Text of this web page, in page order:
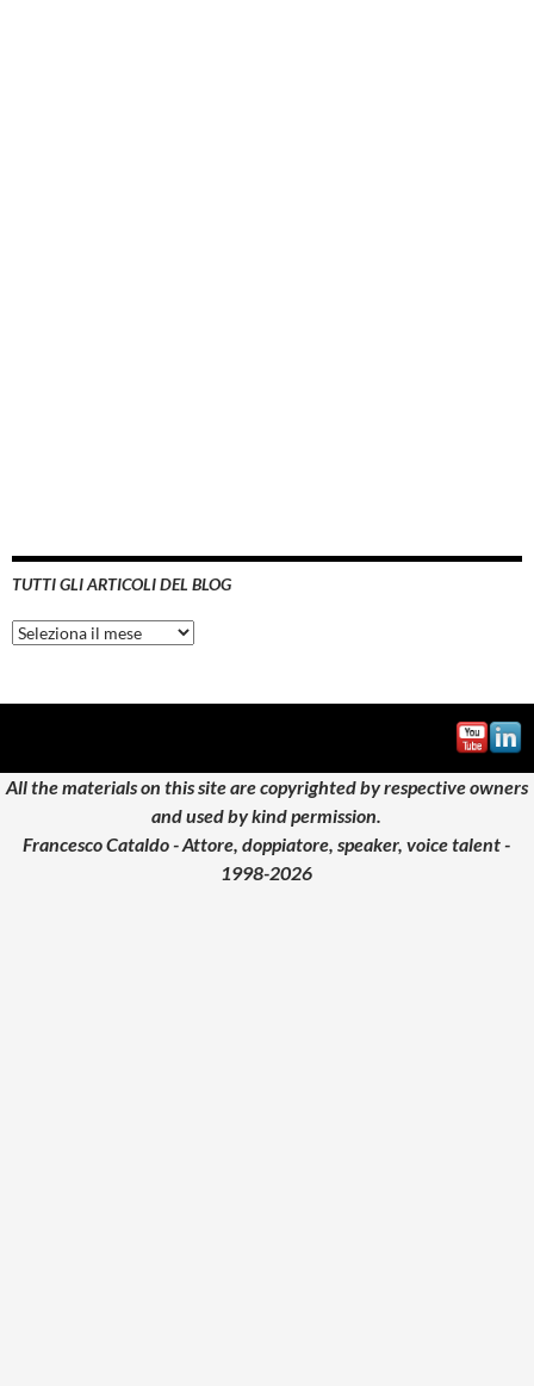
TUTTI GLI ARTICOLI DEL BLOG
Tutti
gli
All the materials on this site are copyrighted by respective owners
and used by kind permission.
Francesco Cataldo - Attore, doppiatore, speaker, voice talent -
1998-2026